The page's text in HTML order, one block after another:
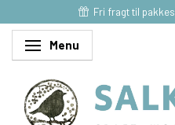
Fri fragt til
Skifte navigation
Menu